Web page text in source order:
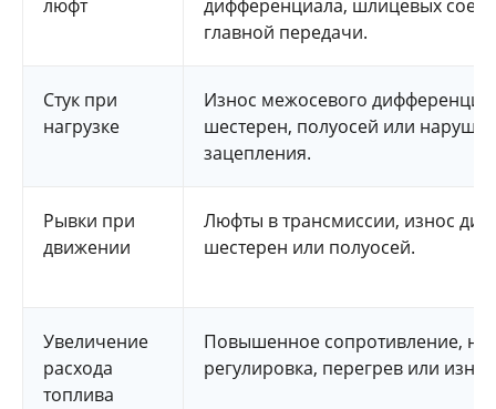
люфт
дифференциала, шлицевых
главной передачи.
Стук при
нагрузке
Износ межосевого
шестерен, полуосей или
зацепления.
Рывки при
движении
Люфты в трансмиссии, износ
шестерен или полуосей.
Увеличение
расхода
топлива
Повышенное сопротивление,
регулировка, перегрев или